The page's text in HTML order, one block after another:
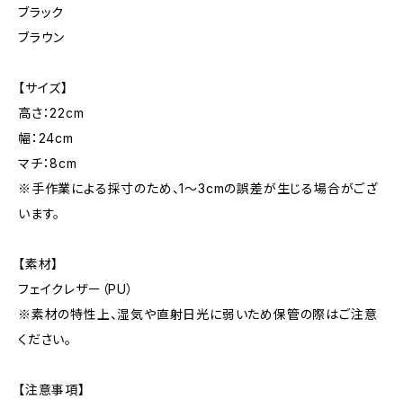
ブラック
ブラウン
【サイズ】
高さ：22cm
幅：24cm
マチ：8cm
※手作業による採寸のため、1〜3cmの誤差が生じる場合がござ
います。
【素材】
フェイクレザー（PU）
※素材の特性上、湿気や直射日光に弱いため保管の際はご注意
ください。
【注意事項】